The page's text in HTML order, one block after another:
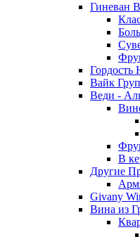
Гиневан
Гордость
Вайк Груп
Веди -
В
Другие
Givany
Вина из